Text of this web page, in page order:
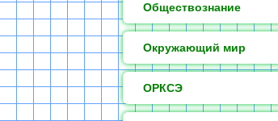
Обществознание
Окружающий мир
ОРКСЭ